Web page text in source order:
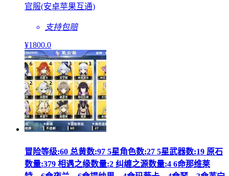
官服(安卓苹果互通)
支持包赔
¥1800.0
冒险等级:60 总黄数:97 5星角色数:27 5星武器数:19 原石
数量:379 相遇之缘数量:2 纠缠之源数量:4 6命那维莱